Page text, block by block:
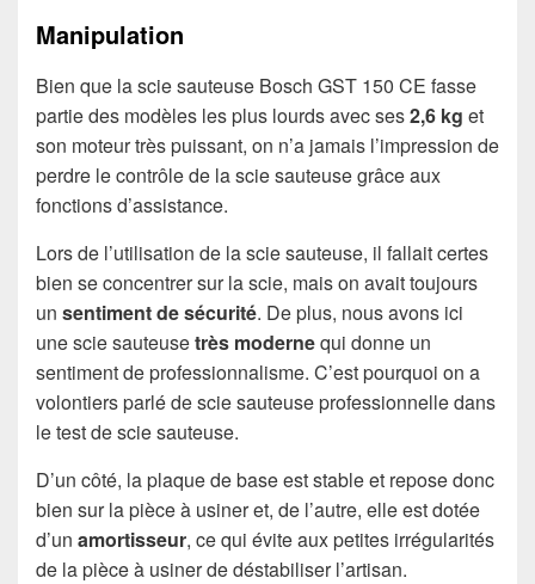
Manipulation
Bien que la scie sauteuse Bosch GST 150 CE fasse
partie des modèles les plus lourds avec ses2,6 kg et
son moteur très puissant, on n’a jamais l’impression de
perdre le contrôle de la scie sauteuse grâce aux
fonctions d’assistance.
Lors de l’utilisation de la scie sauteuse, il fallait certes
bien se concentrer sur la scie, mais on avait toujours
un sentiment de sécurité. De plus, nous avons ici
une scie sauteusetrès modernequi donne un
sentiment de professionnalisme. C’est pourquoi on a
volontiers parlé de scie sauteuse professionnelle dans
le test de scie sauteuse.
D’un côté, la plaque de base est stable et repose donc
bien sur la pièce à usiner et, de l’autre, elle est dotée
d’un amortisseur, ce qui évite aux petites irrégularités
de la pièce à usiner de déstabiliser l’artisan.